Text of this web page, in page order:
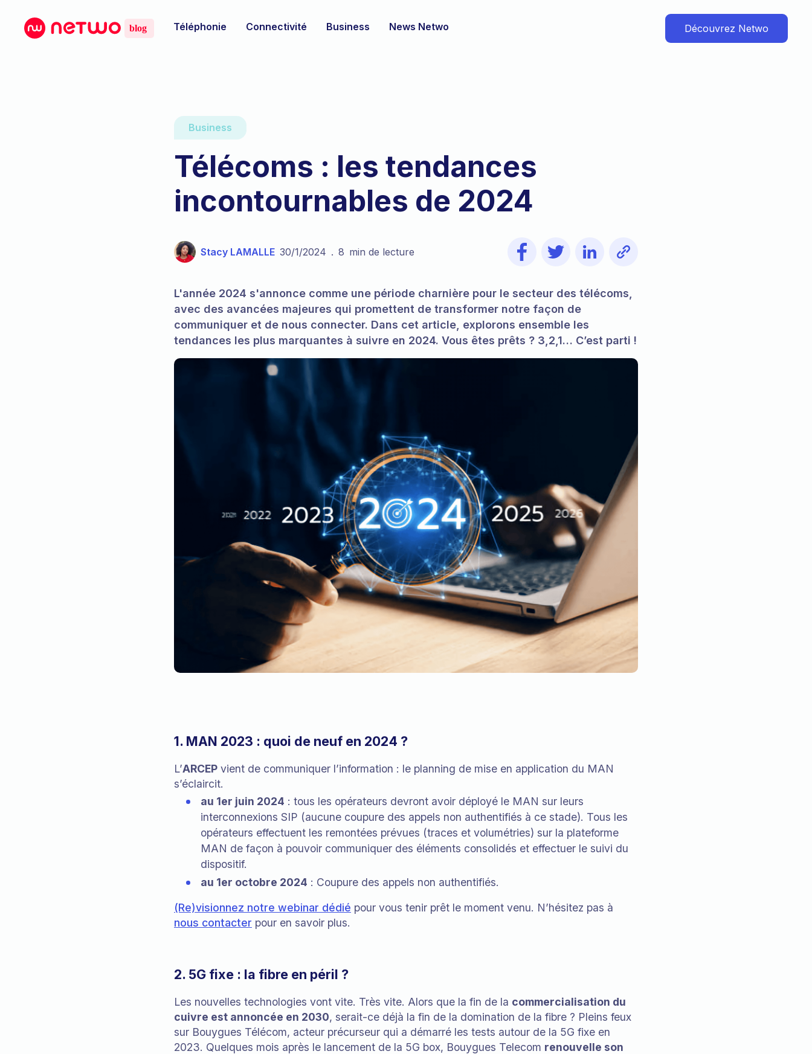
Téléphonie Connectivité Business News Netwo Découvrez Netwo
Business
Télécoms : les tendances
incontournables de 2024
Stacy LAMALLE 30/1/2024 . 8 min de lecture
L'année 2024 s'annonce comme une période charnière pour le secteur des télécoms,
avec des avancées majeures qui promettent de transformer notre façon de
communiquer et de nous connecter. Dans cet article, explorons ensemble les
tendances les plus marquantes à suivre en 2024. Vous êtes prêts ? 3,2,1… C’est parti !
1. MAN 2023 : quoi de neuf en 2024 ?
L’ARCEP vient de communiquer l’information : le planning de mise en application du MAN
s’éclaircit.
au 1er juin 2024 : tous les opérateurs devront avoir déployé le MAN sur leurs
interconnexions SIP (aucune coupure des appels non authentifiés à ce stade). Tous les
opérateurs effectuent les remontées prévues (traces et volumétries) sur la plateforme
MAN de façon à pouvoir communiquer des éléments consolidés et effectuer le suivi du
dispositif.
au 1er octobre 2024 : Coupure des appels non authentifiés.
(Re)visionnez notre webinar dédié pour vous tenir prêt le moment venu. N’hésitez pas à
nous contacter pour en savoir plus.
2. 5G fixe : la fibre en péril ?
Les nouvelles technologies vont vite. Très vite. Alors que la fin de la commercialisation du
cuivre est annoncée en 2030, serait-ce déjà la fin de la domination de la fibre ? Pleins feux
sur Bouygues Télécom, acteur précurseur qui a démarré les tests autour de la 5G fixe en
2023. Quelques mois après le lancement de la 5G box, Bouygues Telecom renouvelle son